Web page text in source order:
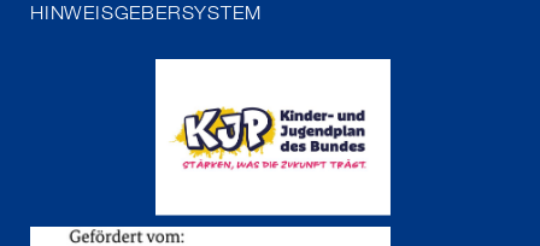
HINWEISGEBERSYSTEM